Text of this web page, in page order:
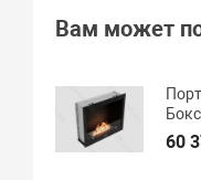
Вам может
60